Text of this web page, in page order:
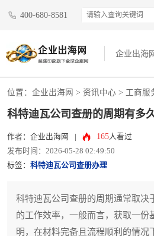
400-680-8581
企业出海
位置： 企业出海网 > 资讯中心 > 工商服
科特迪瓦公司查册的周期有多
作者：企业出海网 165人看过
发布时间：2026-05-28 02:49:50
标签： 科特迪瓦公司查册办理
科特迪瓦公司查册的周期通常取决
的工作效率，一般而言，获取一份
明，在材料完备且流程顺利的情况